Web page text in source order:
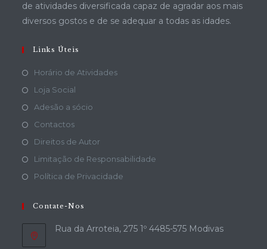
de atividades diversificada capaz de agradar aos mais
diversos gostos e de se adequar a todas as idades.
Links Úteis
Horário de Atividades
Loja Social
Adesão a sócio
Contactos
Direitos de Autor
Limitação de Responsabilidade
Política de Privacidade
Contate-Nos
Rua da Arroteia, 275 1º 4485-575 Modivas